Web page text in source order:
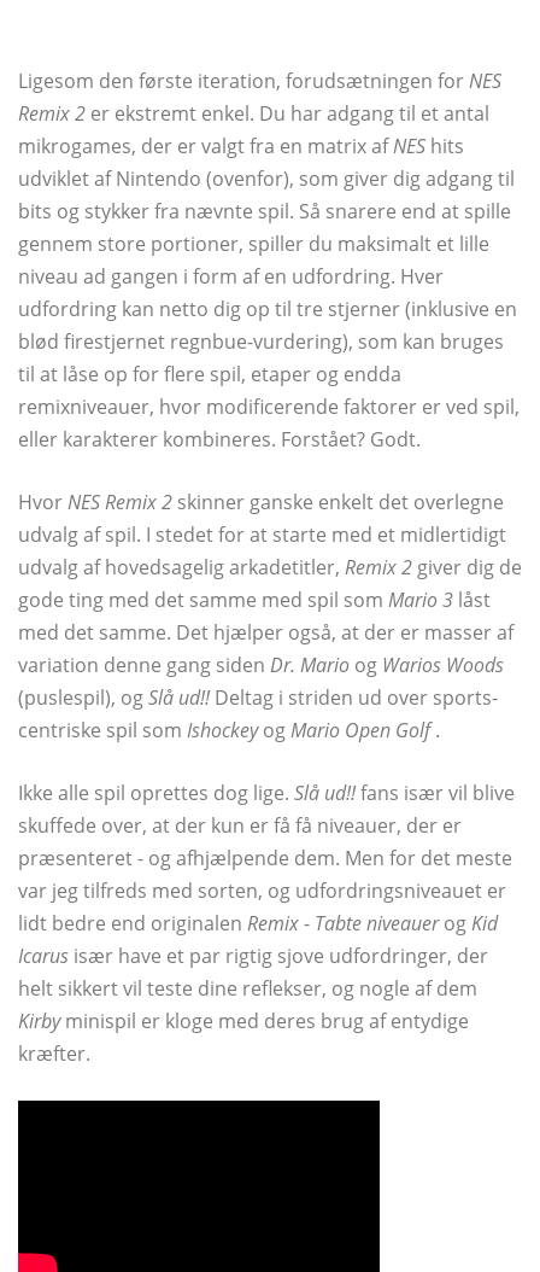
Ligesom den første iteration, forudsætningen forNES
Remix 2 er ekstremt enkel. Du har adgang til et antal
mikrogames, der er valgt fra en matrix afNES hits
udviklet af Nintendo (ovenfor), som giver dig adgang til
bits og stykker fra nævnte spil. Så snarere end at spille
gennem store portioner, spiller du maksimalt et lille
niveau ad gangen i form af en udfordring. Hver
udfordring kan netto dig op til tre stjerner (inklusive en
blød firestjernet regnbue-vurdering), som kan bruges
til at låse op for flere spil, etaper og endda
remixniveauer, hvor modificerende faktorer er ved spil,
eller karakterer kombineres. Forstået? Godt.
HvorNES Remix 2 skinner ganske enkelt det overlegne
udvalg af spil. I stedet for at starte med et midlertidigt
udvalg af hovedsagelig arkadetitler, Remix 2 giver dig de
gode ting med det samme med spil som Mario 3 låst
med det samme. Det hjælper også, at der er masser af
variation denne gang siden Dr. Mario og Warios Woods
(puslespil), ogSlå ud!!Deltag i striden ud over sports-
centriske spil som IshockeyogMario Open Golf.
Ikke alle spil oprettes dog lige. Slå ud!!fans især vil blive
skuffede over, at der kun er få få niveauer, der er
præsenteret - og afhjælpende dem. Men for det meste
var jeg tilfreds med sorten, og udfordringsniveauet er
lidt bedre end originalen Remix- Tabte niveauerogKid
Icarus især have et par rigtig sjove udfordringer, der
helt sikkert vil teste dine reflekser, og nogle af dem
Kirbyminispil er kloge med deres brug af entydige
kræfter.